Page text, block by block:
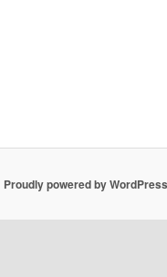
Proudly powered by WordPress